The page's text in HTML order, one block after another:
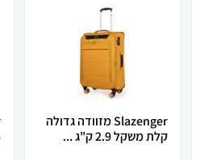
Slazenger מזוודה גדולה
קלת משקל 2.9 ק"ג ...